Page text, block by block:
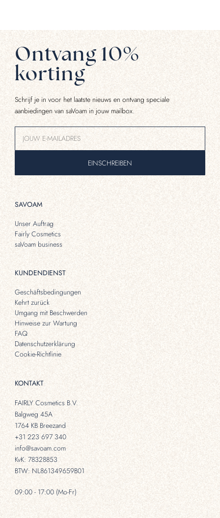
Ontvang 10%
korting
Schrijf je in voor het laatste nieuws en ontvang speciale
aanbiedingen van saVoam in jouw mailbox.
EINSCHREIBEN
SAVOAM
Unser Auftrag
Fairly Cosmetics
saVoam business
KUNDENDIENST
Geschäftsbedingungen
Kehrt zurück
Umgang mit Beschwerden
Hinweise zur Wartung
FAQ
Datenschutzerklärung
Cookie-Richtlinie
KONTAKT
FAIRLY Cosmetics B.V.
Balgweg 45A
1764 KB Breezand
+31 223 697 340
info@savoam.com
KvK: 78328853
BTW: NL861349659B01
09:00 - 17:00 (Mo-Fr)